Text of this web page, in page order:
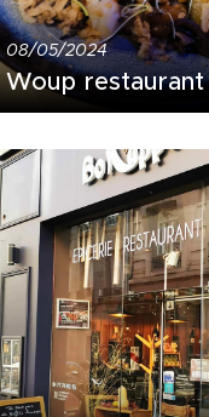
08/05/2024
Woup restaurant